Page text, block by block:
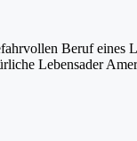
Beruf eines
Lebensader